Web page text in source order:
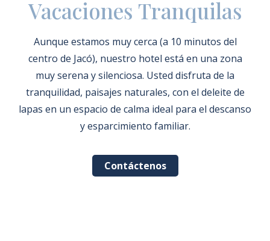
Vacaciones Tranquilas
Aunque estamos muy cerca (a 10 minutos del
centro de Jacó), nuestro hotel está en una zona
muy serena y silenciosa. Usted disfruta de la
tranquilidad, paisajes naturales, con el deleite de
lapas en un espacio de calma ideal para el descanso
y esparcimiento familiar.
Contáctenos